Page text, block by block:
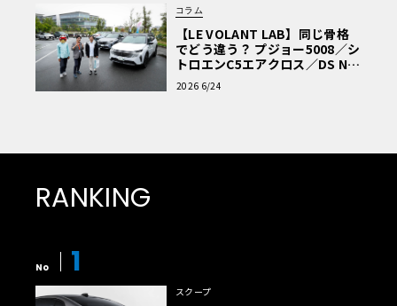
コラム
【LE VOLANT LAB】同じ骨格
でどう違う？ プジョー5008／シ
トロエンC5エアクロス／DS Nº4
読者一気乗りレポート
2026 6/24
RANKING
No 1
スクープ